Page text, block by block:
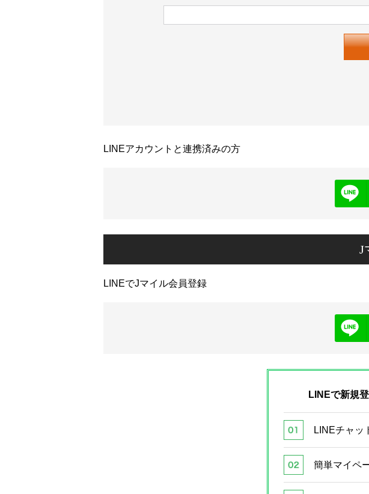
LINEアカウントと連携済みの方
J
LINEでJマイル会員登録
LINEで新規
LINEチャッ
簡単マイペ